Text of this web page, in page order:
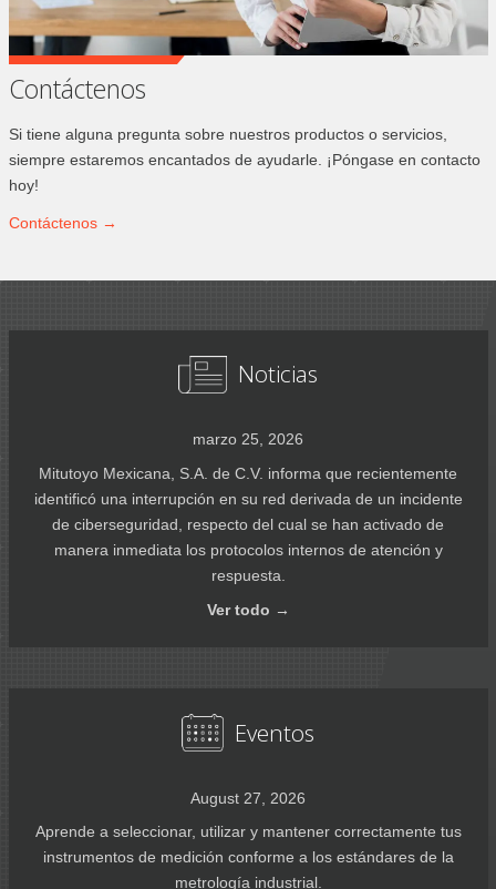
Contáctenos
Si tiene alguna pregunta sobre nuestros productos o servicios,
siempre estaremos encantados de ayudarle. ¡Póngase en contacto
hoy!
Contáctenos →
Noticias
marzo 25, 2026
Mitutoyo Mexicana, S.A. de C.V. informa que recientemente
identificó una interrupción en su red derivada de un incidente
de ciberseguridad, respecto del cual se han activado de
manera inmediata los protocolos internos de atención y
respuesta.
Ver todo →
Eventos
August 27, 2026
Aprende a seleccionar, utilizar y mantener correctamente tus
instrumentos de medición conforme a los estándares de la
metrología industrial.